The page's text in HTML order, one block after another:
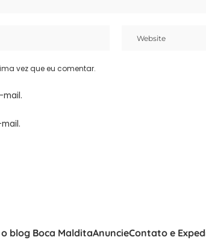
vez que eu comentar.
blog Boca MalditaAnuncieContato e